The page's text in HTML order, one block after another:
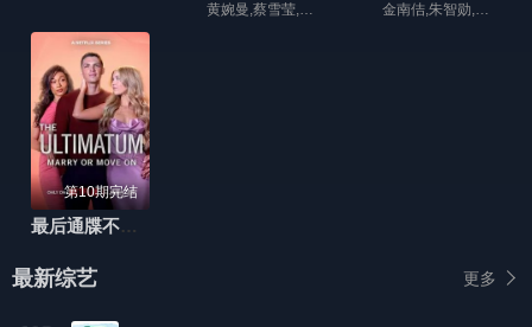
黄婉曼,蔡雪莹,倪嘉雯,黄嘉雯,廖慧仪,伍倩彤,陈嘉倩,胡敏芝,吴兆麟,吴浩康,巩姿希,陈奂仁,区永权,陈凯琳,姚子羚,麦玲玲,方皓玟,洪永城,冯盈盈,单立文,吴业坤,黄婧灵,叶靖仪,蔡景行,萧正楠,江嘉敏,冼迪琦,何泳芍,栢天男,苏民峰,姜皓文,森美,刘颖镟,温碧霞,禾浩辰,赖彦妤,邵音音,谢嫣薇,彭翔翎,施焯日,布乐文 金南佶,朱智勋,刘在石
第10期完结
最后通牒不结就分第四季
最新综艺 更多